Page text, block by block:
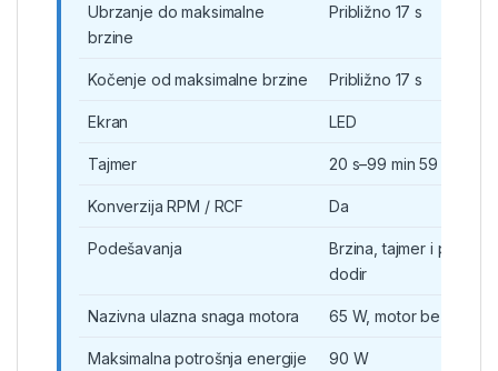
Ubrzanje do maksimalne
brzine
Približno 17 s
Kočenje od maksimalne brzine Približno 17 s
Ekran LED
Tajmer 20 s–99 min 59 s,
Konverzija RPM / RCF Da
Podešavanja
Brzina, tajmer i
dodir
Nazivna ulazna snaga motora 65 W, motor bez
Maksimalna potrošnja energije 90 W